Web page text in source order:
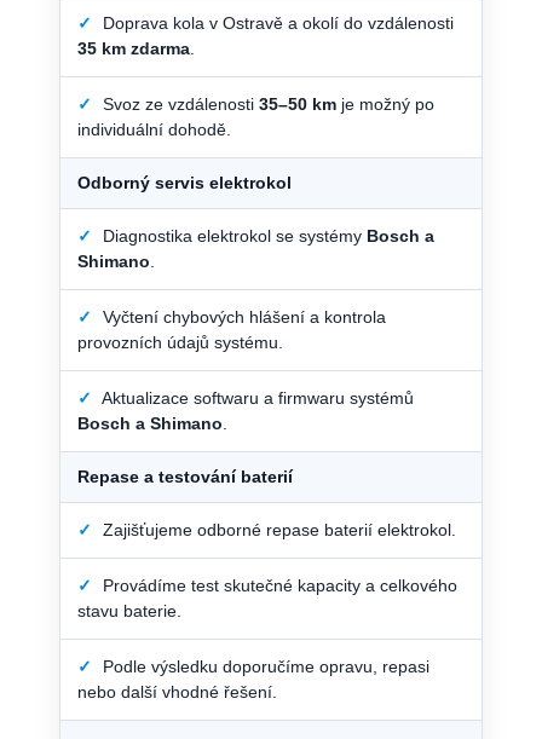
✓
Doprava kola v Ostravě a okolí do vzdálenosti
35 km zdarma.
✓ Svoz ze vzdálenosti 35–50 km je možný po
individuální dohodě.
Odborný servis elektrokol
✓ Diagnostika elektrokol se systémy Bosch a
Shimano.
✓
Vyčtení chybových hlášení a kontrola
provozních údajů systému.
✓
Aktualizace softwaru a firmwaru systémů
Bosch a Shimano.
Repase a testování baterií
✓ Zajišťujeme odborné repase baterií elektrokol.
✓
Provádíme test skutečné kapacity a celkového
stavu baterie.
✓
Podle výsledku doporučíme opravu, repasi
nebo další vhodné řešení.